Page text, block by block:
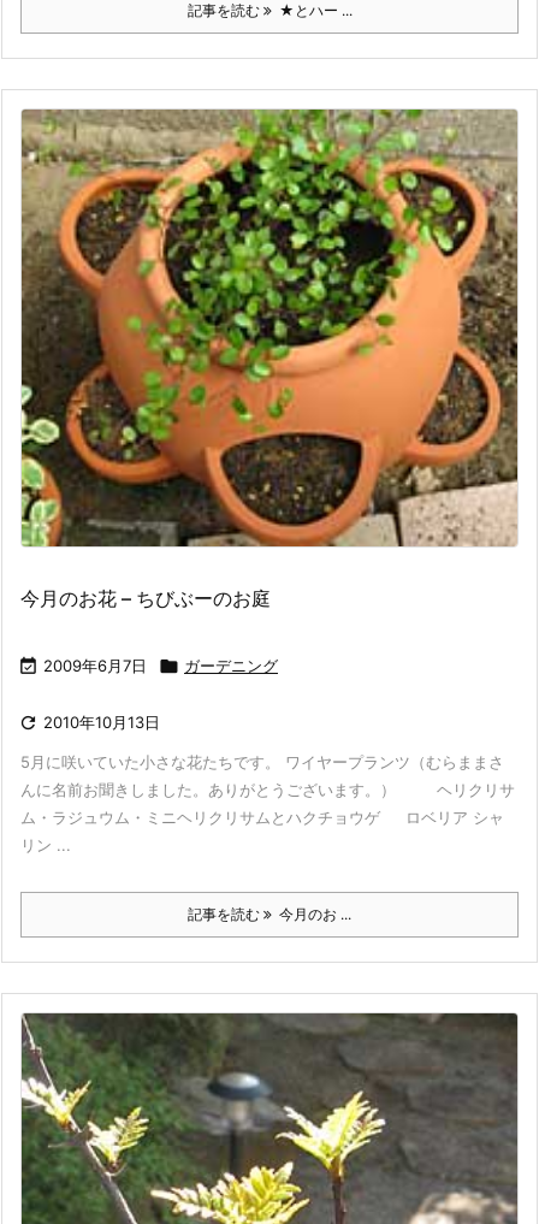
記事を読む ★とハー ...
今月のお花 – ちびぶーのお庭
 2009年6月7日  ガーデニング
 2010年10月13日
5月に咲いていた小さな花たちです。 ワイヤープランツ（むらままさ
んに名前お聞きしました。ありがとうございます。） ヘリクリサ
ム・ラジュウム・ミニヘリクリサムとハクチョウゲ ロベリア シャ
リン ...
記事を読む 今月のお ...